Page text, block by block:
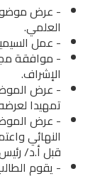
- عرض
العلمي.
- عمل
- موافقة
الإشراف.
- عرض
تمهيدا
- عرض
النهائي
قبل أ.د/